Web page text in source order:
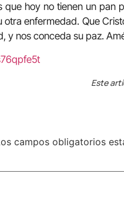
hoy no tienen un pan
enfermedad. Que
y nos conceda su paz.
Este
campos obligatorios